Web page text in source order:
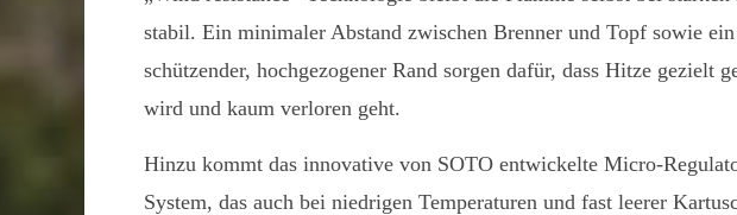
stabil. Ein minimaler Abstand zwischen Brenner und Topf sowie ein
schützender, hochgezogener Rand sorgen dafür, dass Hitze gezielt
wird und kaum verloren geht.
Hinzu kommt das innovative von SOTO entwickelte Micro-
System, das auch bei niedrigen Temperaturen und fast leerer